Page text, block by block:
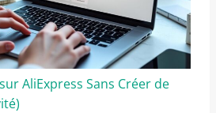
AliExpress Sans Créer de